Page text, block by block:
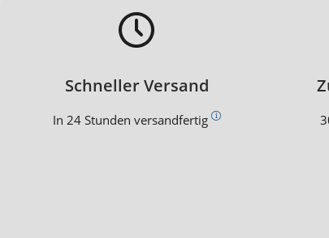
Schneller Versand
In 24 Stunden versandfertig